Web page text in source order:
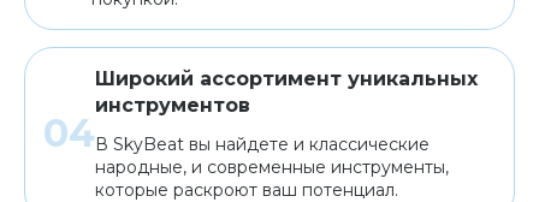
Широкий ассортимент уникальных
инструментов
В SkyBeat вы найдете и классические
народные, и современные инструменты,
которые раскроют ваш потенциал.